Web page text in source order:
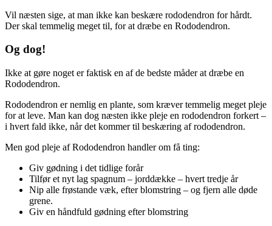
Vil næsten sige, at man ikke kan beskære rododendron for hårdt.
Der skal temmelig meget til, for at dræbe en Rododendron.
Og dog!
Ikke at gøre noget er faktisk en af de bedste måder at dræbe en
Rododendron.
Rododendron er nemlig en plante, som kræver temmelig meget pleje
for at leve. Man kan dog næsten ikke pleje en rododendron forkert –
i hvert fald ikke, når det kommer til beskæring af rododendron.
Men god pleje af Rododendron handler om få ting:
Giv gødning i det tidlige forår
Tilfør et nyt lag spagnum – jorddække – hvert tredje år
Nip alle frøstande væk, efter blomstring – og fjern alle døde
grene.
Giv en håndfuld gødning efter blomstring